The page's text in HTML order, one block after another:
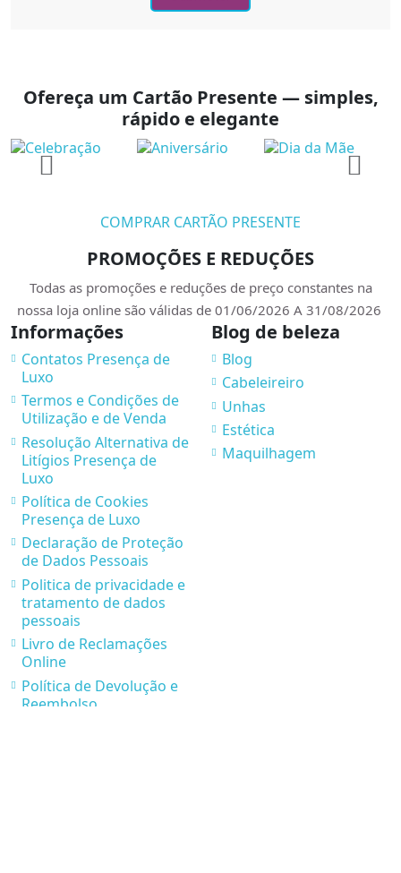
Ofereça um Cartão Presente — simples,
rápido e elegante
COMPRAR CARTÃO PRESENTE
PROMOÇÕES E REDUÇÕES
Todas as promoções e reduções de preço constantes na
nossa loja online são válidas de 01/06/2026 A 31/08/2026
Informações
Contatos Presença de
Luxo
Termos e Condições de
Utilização e de Venda
Resolução Alternativa de
Litígios Presença de
Luxo
Política de Cookies
Presença de Luxo
Declaração de Proteção
de Dados Pessoais
Politica de privacidade e
tratamento de dados
pessoais
Livro de Reclamações
Online
Política de Devolução e
Reembolso
Blog de beleza
Blog
Cabeleireiro
Unhas
Estética
Maquilhagem